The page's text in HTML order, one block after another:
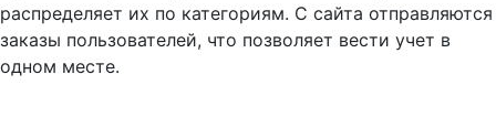
распределяет их по категориям. С сайта отправляются
заказы пользователей, что позволяет вести учет в
одном месте.